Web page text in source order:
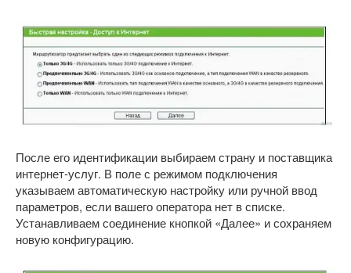
После его идентификации выбираем страну и поставщика
интернет-услуг. В поле с режимом подключения
указываем автоматическую настройку или ручной ввод
параметров, если вашего оператора нет в списке.
Устанавливаем соединение кнопкой «Далее» и сохраняем
новую конфигурацию.